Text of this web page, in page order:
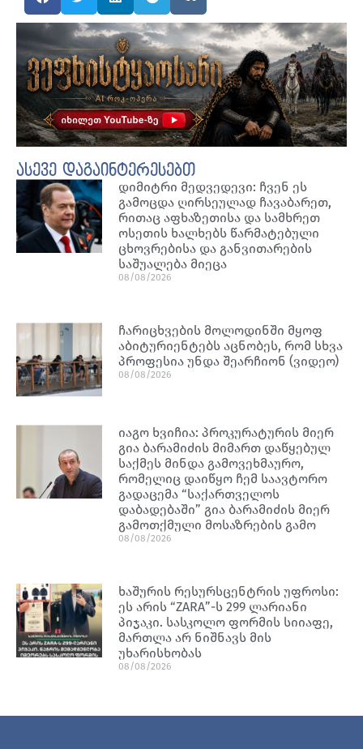
ასევე დაგაინტერესებთ
დიმიტრი მედვედევი: ჩვენ ეს
გამოცდა ღირსეულად ჩავაბარეთ,
რითაც აფხაზეთისა და სამხრეთ
ოსეთის ხალხებს წარმატებული
ცხოვრებისა და განვითარების
საშუალება მიეცა
08/08/2026
ჩარიცხვების მოლოდინში მყოფ
აბიტურიენტებს აცნობეს, რომ სხვა
პროფესია უნდა შეარჩიონ (ვიდეო)
08/08/2026
იაგო ხვიჩია: პროკურატურის მიერ
გია ბარამიძის მიმართ დაწყებულ
საქმეს მინდა გამოვეხმაურო,
რომელიც დაიწყო ჩემ საავტორო
გადაცემა “საქართველოს
დაბადებაში” გია ბარამიძის მიერ
გამოთქმული მოსაზრების გამო
08/08/2026
ხაშურის რესურსცენტრის უფროსი:
ეს არის “ZARA”-ს 299 ლარიანი
პიჯაკი. სასკოლო ფორმის სიიაფე,
მართლა არ ნიშნავს მის
უხარისხობას
08/08/2026